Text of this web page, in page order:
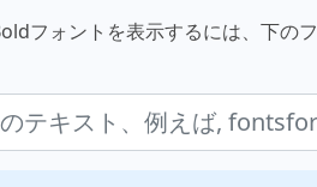
フォントを表示するには、下の